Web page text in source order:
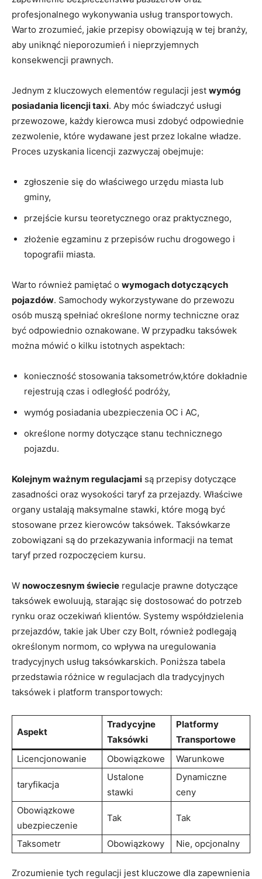
profesjonalnego wykonywania usług transportowych.
Warto zrozumieć, jakie przepisy obowiązują w tej branży,
aby uniknąć nieporozumień i nieprzyjemnych
konsekwencji prawnych.
Jednym z kluczowych elementów regulacji jest wymóg
posiadania licencji taxi. Aby móc świadczyć usługi
przewozowe, każdy kierowca musi zdobyć odpowiednie
zezwolenie, które wydawane jest przez lokalne władze.
Proces uzyskania licencji zazwyczaj obejmuje:
zgłoszenie się do właściwego urzędu miasta lub
gminy,
przejście kursu teoretycznego oraz praktycznego,
złożenie egzaminu z przepisów ruchu drogowego i
topografii miasta.
Warto również pamiętać o wymogach dotyczących
pojazdów. Samochody wykorzystywane do przewozu
osób muszą spełniać określone normy techniczne oraz
być odpowiednio oznakowane. W przypadku taksówek
można mówić o kilku istotnych aspektach:
konieczność stosowania taksometrów,które dokładnie
rejestrują czas i odległość podróży,
wymóg posiadania ubezpieczenia OC i AC,
określone normy dotyczące stanu technicznego
pojazdu.
Kolejnym ważnym regulacjami są przepisy dotyczące
zasadności oraz wysokości taryf za przejazdy. Właściwe
organy ustalają maksymalne stawki, które mogą być
stosowane przez kierowców taksówek. Taksówkarze
zobowiązani są do przekazywania informacji na temat
taryf przed rozpoczęciem kursu.
W nowoczesnym świecie regulacje prawne dotyczące
taksówek ewoluują, starając się dostosować do potrzeb
rynku oraz oczekiwań klientów. Systemy współdzielenia
przejazdów, takie jak Uber czy Bolt, również podlegają
określonym normom, co wpływa na uregulowania
tradycyjnych usług taksówkarskich. Poniższa tabela
przedstawia różnice w regulacjach dla tradycyjnych
taksówek i platform transportowych:
Aspekt
Tradycyjne
Taksówki
Platformy
Transportowe
Licencjonowanie
Obowiązkowe Warunkowe
taryfikacja
Ustalone
stawki
Dynamiczne
ceny
Obowiązkowe
ubezpieczenie
Tak Tak
Taksometr Obowiązkowy Nie, opcjonalny
Zrozumienie tych regulacji jest kluczowe dla zapewnienia